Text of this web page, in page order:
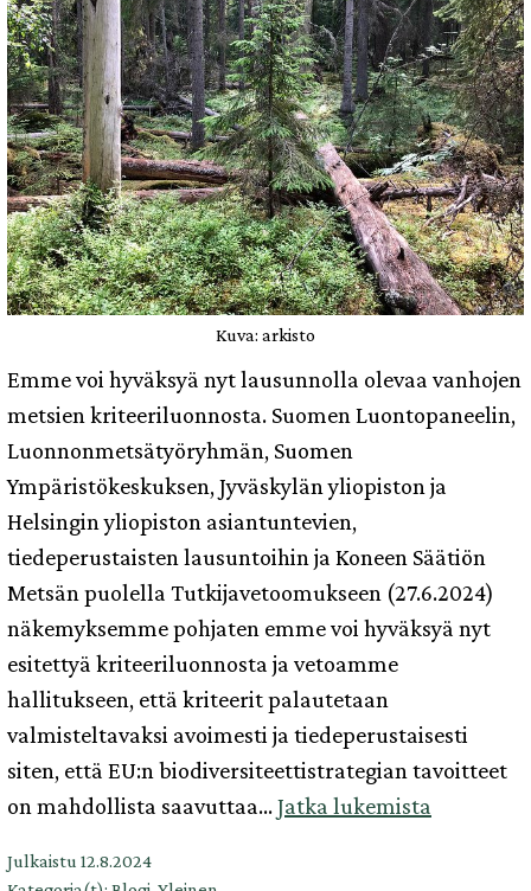
Kuva: arkisto
Emme voi hyväksyä nyt lausunnolla olevaa vanhojen
metsien kriteeriluonnosta. Suomen Luontopaneelin,
Luonnonmetsätyöryhmän, Suomen
Ympäristökeskuksen, Jyväskylän yliopiston ja
Helsingin yliopiston asiantuntevien,
tiedeperustaisten lausuntoihin ja Koneen Säätiön
Metsän puolella Tutkijavetoomukseen (27.6.2024)
näkemyksemme pohjaten emme voi hyväksyä nyt
esitettyä kriteeriluonnosta ja vetoamme
hallitukseen, että kriteerit palautetaan
valmisteltavaksi avoimesti ja tiedeperustaisesti
siten, että EU:n biodiversiteettistrategian tavoitteet
on mahdollista saavuttaa…Jatka lukemista
Julkaistu 12.8.2024